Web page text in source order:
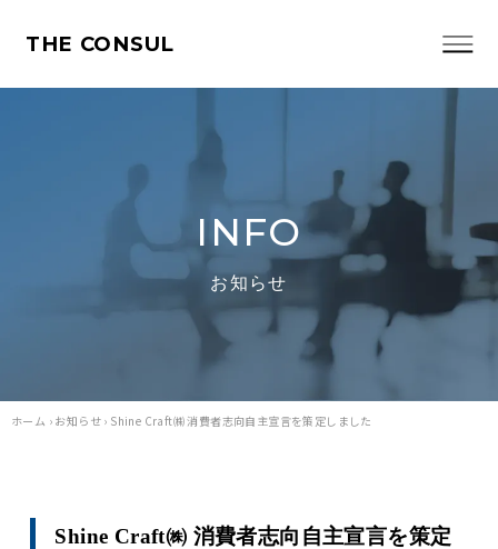
THE CONSUL
INFO
お知らせ
ホーム › お知らせ › Shine Craft㈱ 消費者志向自主宣言を策定しました
Shine Craft㈱ 消費者志向自主宣言を策定